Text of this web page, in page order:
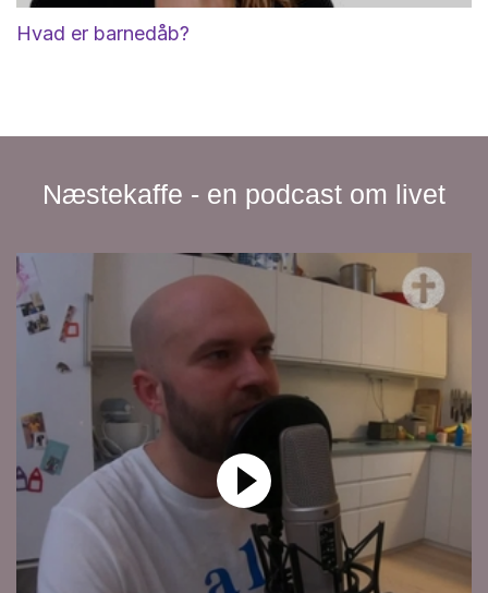
Hvad er barnedåb?
Næstekaffe - en podcast om livet